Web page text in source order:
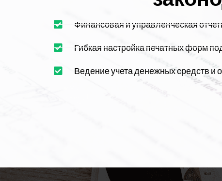
Финансовая и управленческая
Гибкая настройка печатных форм
Ведение учета денежных средств и